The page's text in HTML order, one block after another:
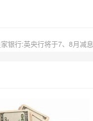
银行:英央行将于7、8月减息